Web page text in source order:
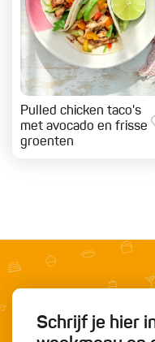
Pulled chicken taco's
met avocado en frisse
groenten
Schrijf je hier